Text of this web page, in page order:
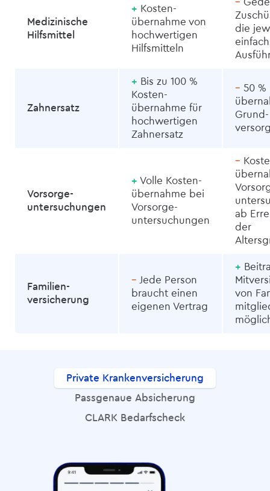
Medizinische
Hilfsmittel
+ Kosten­
übernahme von
hochwertigen
Hilfsmitteln
–
die
Zahnersatz
+ Bis zu 100 %
Kosten­
übernahme für
hochwertigen
Zahnersatz
– 50
Grund­
Vorsorge­
untersuchungen
+ Volle Kosten­
übernahme bei
Vorsorge­
untersuchungen
–
ab
der
Familien­­
versicherung
– Jede Person
braucht einen
eigenen Vertrag
+
von
Private Kranken­versicherung
Passgenaue Absicherung
CLARK Bedarfscheck